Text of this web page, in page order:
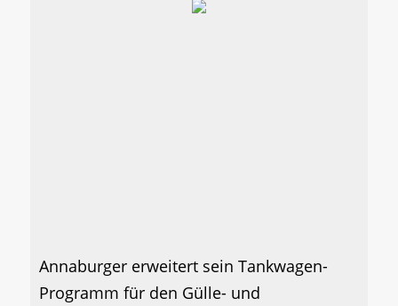
Annaburger erweitert sein Tankwagen-
Programm für den Gülle- und